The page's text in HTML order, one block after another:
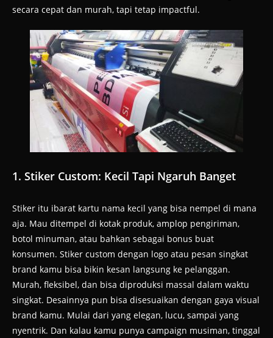
secara cepat dan murah, tapi tetap impactful.
1. Stiker Custom: Kecil Tapi Ngaruh Banget
Stiker itu ibarat kartu nama kecil yang bisa nempel di mana
aja. Mau ditempel di kotak produk, amplop pengiriman,
botol minuman, atau bahkan sebagai bonus buat
konsumen. Stiker custom dengan logo atau pesan singkat
brand kamu bisa bikin kesan langsung ke pelanggan.
Murah, fleksibel, dan bisa diproduksi massal dalam waktu
singkat. Desainnya pun bisa disesuaikan dengan gaya visual
brand kamu. Mulai dari yang elegan, lucu, sampai yang
nyentrik. Dan kalau kamu punya campaign musiman, tinggal